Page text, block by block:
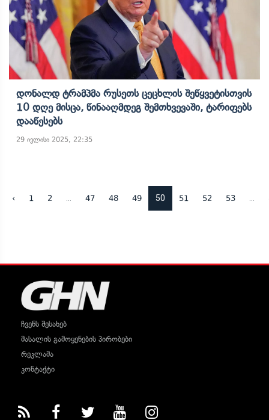
Დონალდ Ტრამპმა Რუსეთს Ცეცხლის Შეწყვეტისთვის
10 Დღე Მისცა, Წინააღმდეგ Შემთხვევაში, Ტარიფებს
Დააწესებს
29 ივლისი 2025, 22:35
‹ 1 2 47 48 49 50 51 52 53
ჩვენს შესახებ
მასალის გამოყენების პირობები
რეკლამა
კონტაქტი